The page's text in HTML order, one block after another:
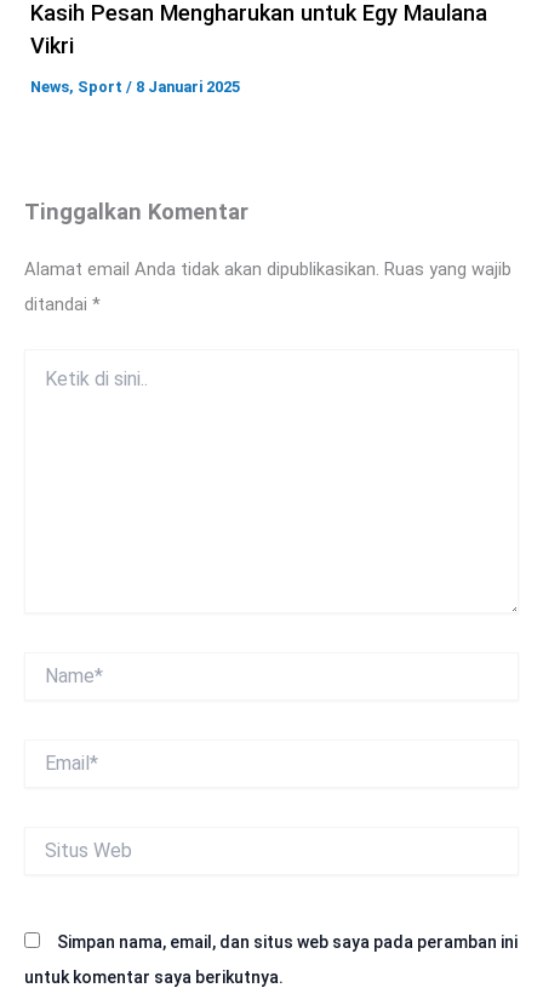
Kasih Pesan Mengharukan untuk Egy Maulana
Vikri
News, Sport / 8 Januari 2025
Tinggalkan Komentar
Alamat email Anda tidak akan dipublikasikan. Ruas yang wajib
ditandai *
Web
Simpan nama, email, dan situs web saya pada peramban ini
untuk komentar saya berikutnya.